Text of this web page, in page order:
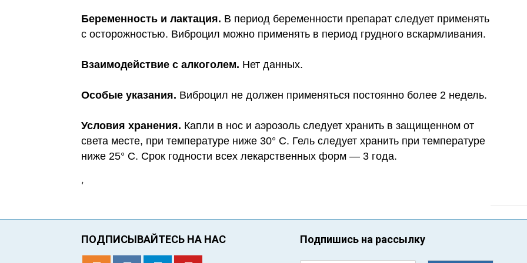
Беременность и лактация. В период беременности препарат следует применять
с осторожностью. Виброцил можно применять в период грудного вскармливания.
Взаимодействие с алкоголем. Нет данных.
Особые указания. Виброцил не должен применяться постоянно более 2 недель.
Условия хранения. Капли в нос и аэрозоль следует хранить в защищенном от
света месте, при температуре ниже 30° C. Гель следует хранить при температуре
ниже 25° C. Срок годности всех лекарственных форм — 3 года.
‘
ПОДПИСЫВАЙТЕСЬ НА НАС Подпишись на рассылку